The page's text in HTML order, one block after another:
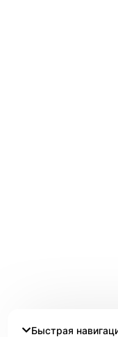
Быстрая